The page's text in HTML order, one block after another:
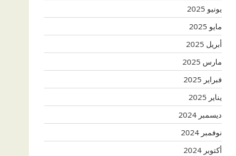
يونيو 2025
مايو 2025
أبريل 2025
مارس 2025
فبراير 2025
يناير 2025
ديسمبر 2024
نوفمبر 2024
أكتوبر 2024